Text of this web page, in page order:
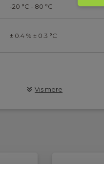
-20 °C - 80 °C
± 0.4 % ± 0.3 °C
Vis mere